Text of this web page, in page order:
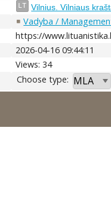
LT Vilnius. Vilniaus
Vadyba /
https://
2026-04-16 09:44:11
Views: 34
Choose type: